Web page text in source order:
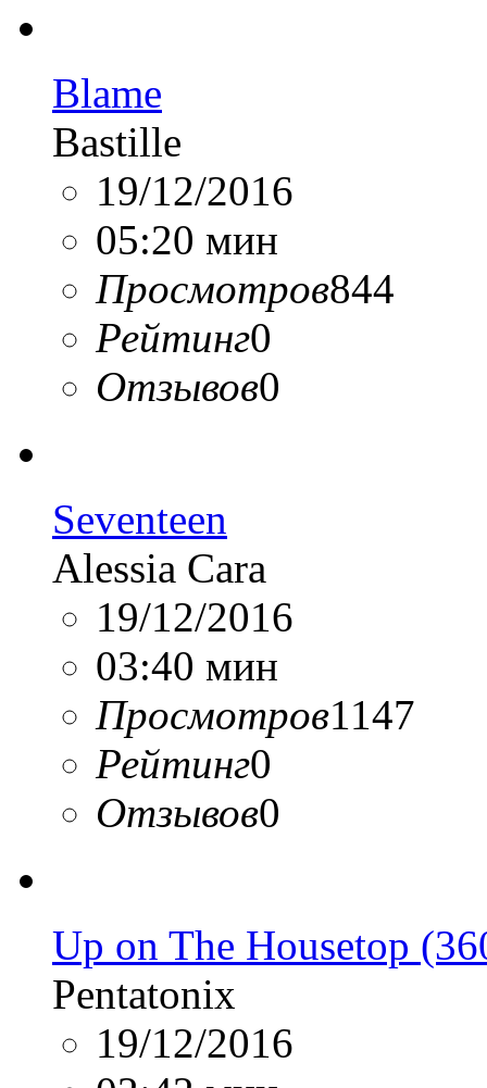
Blame
Bastille
19/12/2016
05:20 мин
Просмотров844
Рейтинг0
Отзывов0
Seventeen
Alessia Cara
19/12/2016
03:40 мин
Просмотров1147
Рейтинг0
Отзывов0
Up on The Housetop
Pentatonix
19/12/2016